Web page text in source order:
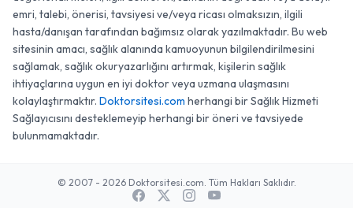
emri, talebi, önerisi, tavsiyesi ve/veya ricası olmaksızın, ilgili
hasta/danışan tarafından bağımsız olarak yazılmaktadır. Bu web
sitesinin amacı, sağlık alanında kamuoyunun bilgilendirilmesini
sağlamak, sağlık okuryazarlığını artırmak, kişilerin sağlık
ihtiyaçlarına uygun en iyi doktor veya uzmana ulaşmasını
kolaylaştırmaktır. Doktorsitesi.com herhangi bir Sağlık Hizmeti
Sağlayıcısını desteklemeyip herhangi bir öneri ve tavsiyede
bulunmamaktadır.
© 2007 - 2026 Doktorsitesi.com. Tüm Hakları Saklıdır.